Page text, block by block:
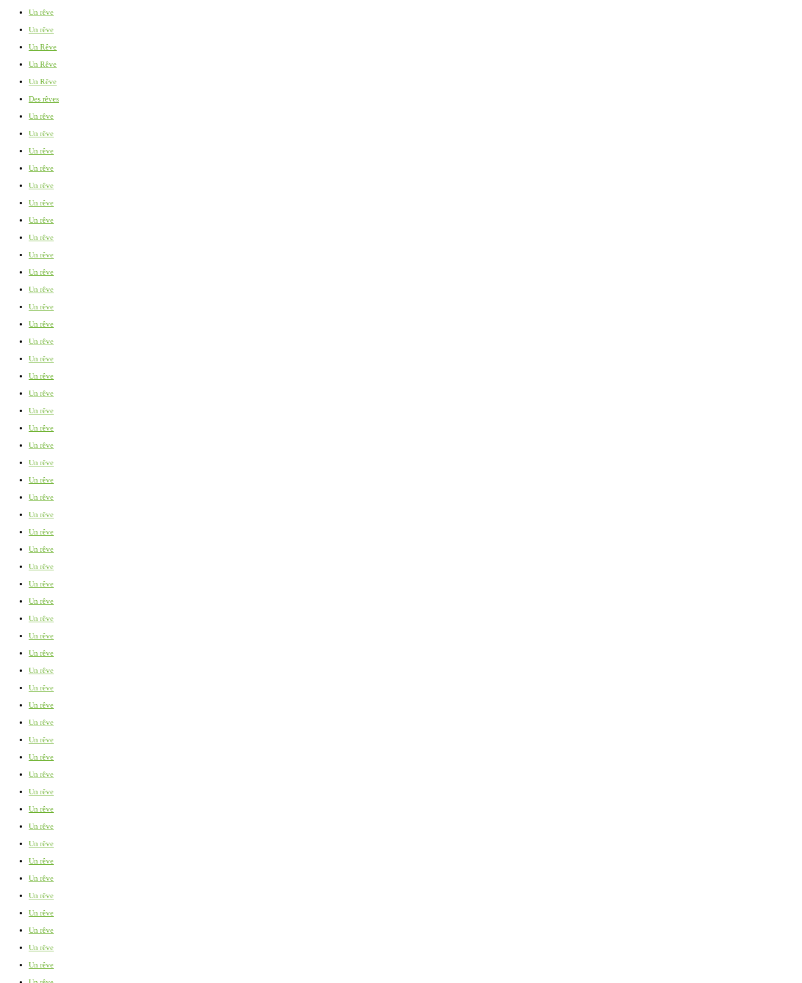
Un rêve
Un rêve
Un Rêve
Un Rêve
Un Rêve
Des rêves
Un rêve
Un rêve
Un rêve
Un rêve
Un rêve
Un rêve
Un rêve
Un rêve
Un rêve
Un rêve
Un rêve
Un rêve
Un rêve
Un rêve
Un rêve
Un rêve
Un rêve
Un rêve
Un rêve
Un rêve
Un rêve
Un rêve
Un rêve
Un rêve
Un rêve
Un rêve
Un rêve
Un rêve
Un rêve
Un rêve
Un rêve
Un rêve
Un rêve
Un rêve
Un rêve
Un rêve
Un rêve
Un rêve
Un rêve
Un rêve
Un rêve
Un rêve
Un rêve
Un rêve
Un rêve
Un rêve
Un rêve
Un rêve
Un rêve
Un rêve